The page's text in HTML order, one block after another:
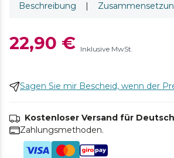
Beschreibung |
22,90 € Inklusive MwSt.
Sagen Sie mir Bescheid, wenn der
Kostenloser Versand für
Zahlungsmethoden.